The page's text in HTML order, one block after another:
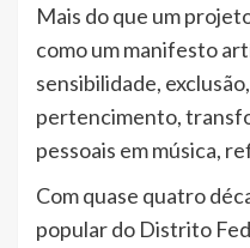
Mais do que um
como um manifesto
sensibilidade,
pertencimento,
pessoais em música,
Com quase quatro
popular do Distrito